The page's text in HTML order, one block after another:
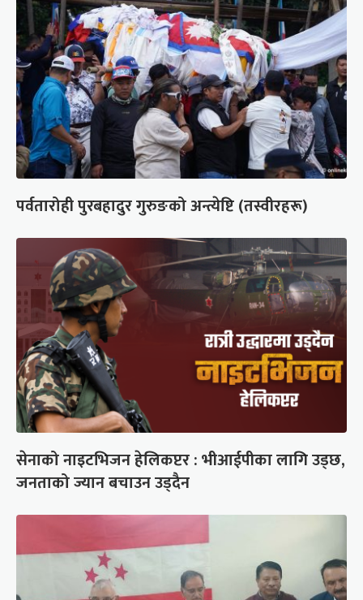
पर्वतारोही पुरबहादुर गुरुङको अन्त्येष्टि (तस्वीरहरू)
सेनाको नाइटभिजन हेलिकप्टर : भीआईपीका लागि उड्छ,
जनताको ज्यान बचाउन उड्दैन